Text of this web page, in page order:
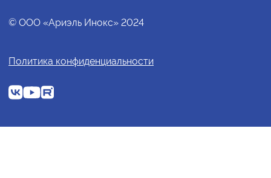
© ООО «Ариэль Инокс» 2024
Политика конфиденциальности